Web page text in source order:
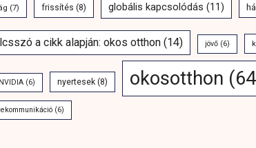
(7) frissítés (8) globális kapcsolódás (11)
a cikk alapján: okos otthon (14) jövő (6)
NVIDIA (6) nyertesek (8) okosotthon
(6)